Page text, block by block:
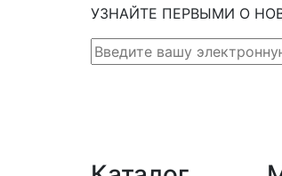
УЗНАЙТЕ ПЕРВЫМИ О